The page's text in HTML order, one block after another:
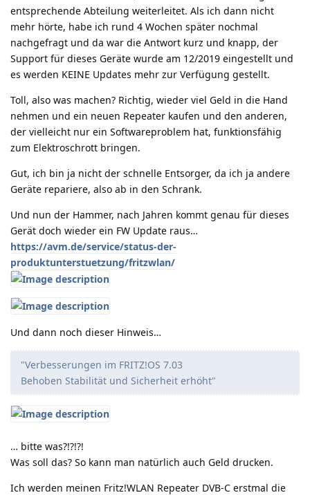
entsprechende Abteilung weiterleitet. Als ich dann nicht
mehr hörte, habe ich rund 4 Wochen später nochmal
nachgefragt und da war die Antwort kurz und knapp, der
Support für dieses Geräte wurde am 12/2019 eingestellt und
es werden KEINE Updates mehr zur Verfügung gestellt.
Toll, also was machen? Richtig, wieder viel Geld in die Hand
nehmen und ein neuen Repeater kaufen und den anderen,
der vielleicht nur ein Softwareproblem hat, funktionsfähig
zum Elektroschrott bringen.
Gut, ich bin ja nicht der schnelle Entsorger, da ich ja andere
Geräte repariere, also ab in den Schrank.
Und nun der Hammer, nach Jahren kommt genau für dieses
Gerät doch wieder ein FW Update raus…
https://avm.de/service/status-der-
produktunterstuetzung/fritzwlan/
Und dann noch dieser Hinweis…
"Verbesserungen im FRITZ!OS 7.03
Behoben Stabilität und Sicherheit erhöht"
… bitte was?!?!?!
Was soll das? So kann man natürlich auch Geld drucken.
Ich werden meinen Fritz!WLAN Repeater DVB-C erstmal die